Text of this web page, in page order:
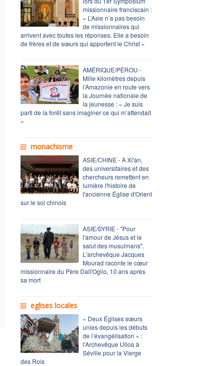
missionnaire franciscain :
« L’Asie n’a pas besoin
de missionnaires qui
arrivent avec toutes les réponses. Elle a besoin
de frères et de sœurs qui apportent le Christ »
AMÉRIQUE/PÉROU -
Mille kilomètres depuis
l’Amazonie en route vers
la Journée nationale de
la jeunesse : « Je suis
parti de la forêt sans imaginer ce qui m’attendait
»
monachisme
ASIE/CHINE - À Xi'an,
des universitaires et des
chercheurs remettent en
lumière l'histoire de
l'ancienne Église d'Orient
sur le sol chinois
ASIE/SYRIE - "Pour
l'amour de Jésus et le
salut des musulmans".
L'archevêque Jacques
Mourad raconte le cœur
missionnaire du Père Dall'Oglio, 10 ans après
sa mort
eglises locales
« Deux Églises sœurs
unies depuis les débuts
de l’évangélisation » :
l'Archevêque Ulloa à
Séville pour la Vierge
des Rois